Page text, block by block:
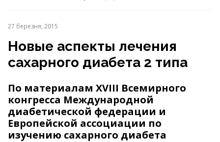
27 березня, 2015
Новые аспекты лечения
сахарного диабета 2 типа
По материалам XVIII Всемирного
конгресса Международной
диабетической федерации и
Европейской ассоциации по
изучению сахарного диабета